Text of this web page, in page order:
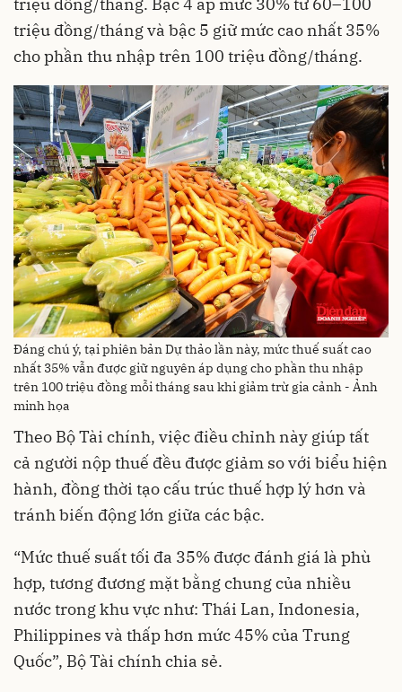
triệu đồng/tháng. Bậc 4 áp mức 30% từ 60–100
triệu đồng/tháng và bậc 5 giữ mức cao nhất 35%
cho phần thu nhập trên 100 triệu đồng/tháng.
Đáng chú ý, tại phiên bản Dự thảo lần này, mức thuế suất cao
nhất 35% vẫn được giữ nguyên áp dụng cho phần thu nhập
trên 100 triệu đồng mỗi tháng sau khi giảm trừ gia cảnh - Ảnh
minh họa
Theo Bộ Tài chính, việc điều chỉnh này giúp tất
cả người nộp thuế đều được giảm so với biểu hiện
hành, đồng thời tạo cấu trúc thuế hợp lý hơn và
tránh biến động lớn giữa các bậc.
“Mức thuế suất tối đa 35% được đánh giá là phù
hợp, tương đương mặt bằng chung của nhiều
nước trong khu vực như: Thái Lan, Indonesia,
Philippines và thấp hơn mức 45% của Trung
Quốc”, Bộ Tài chính chia sẻ.